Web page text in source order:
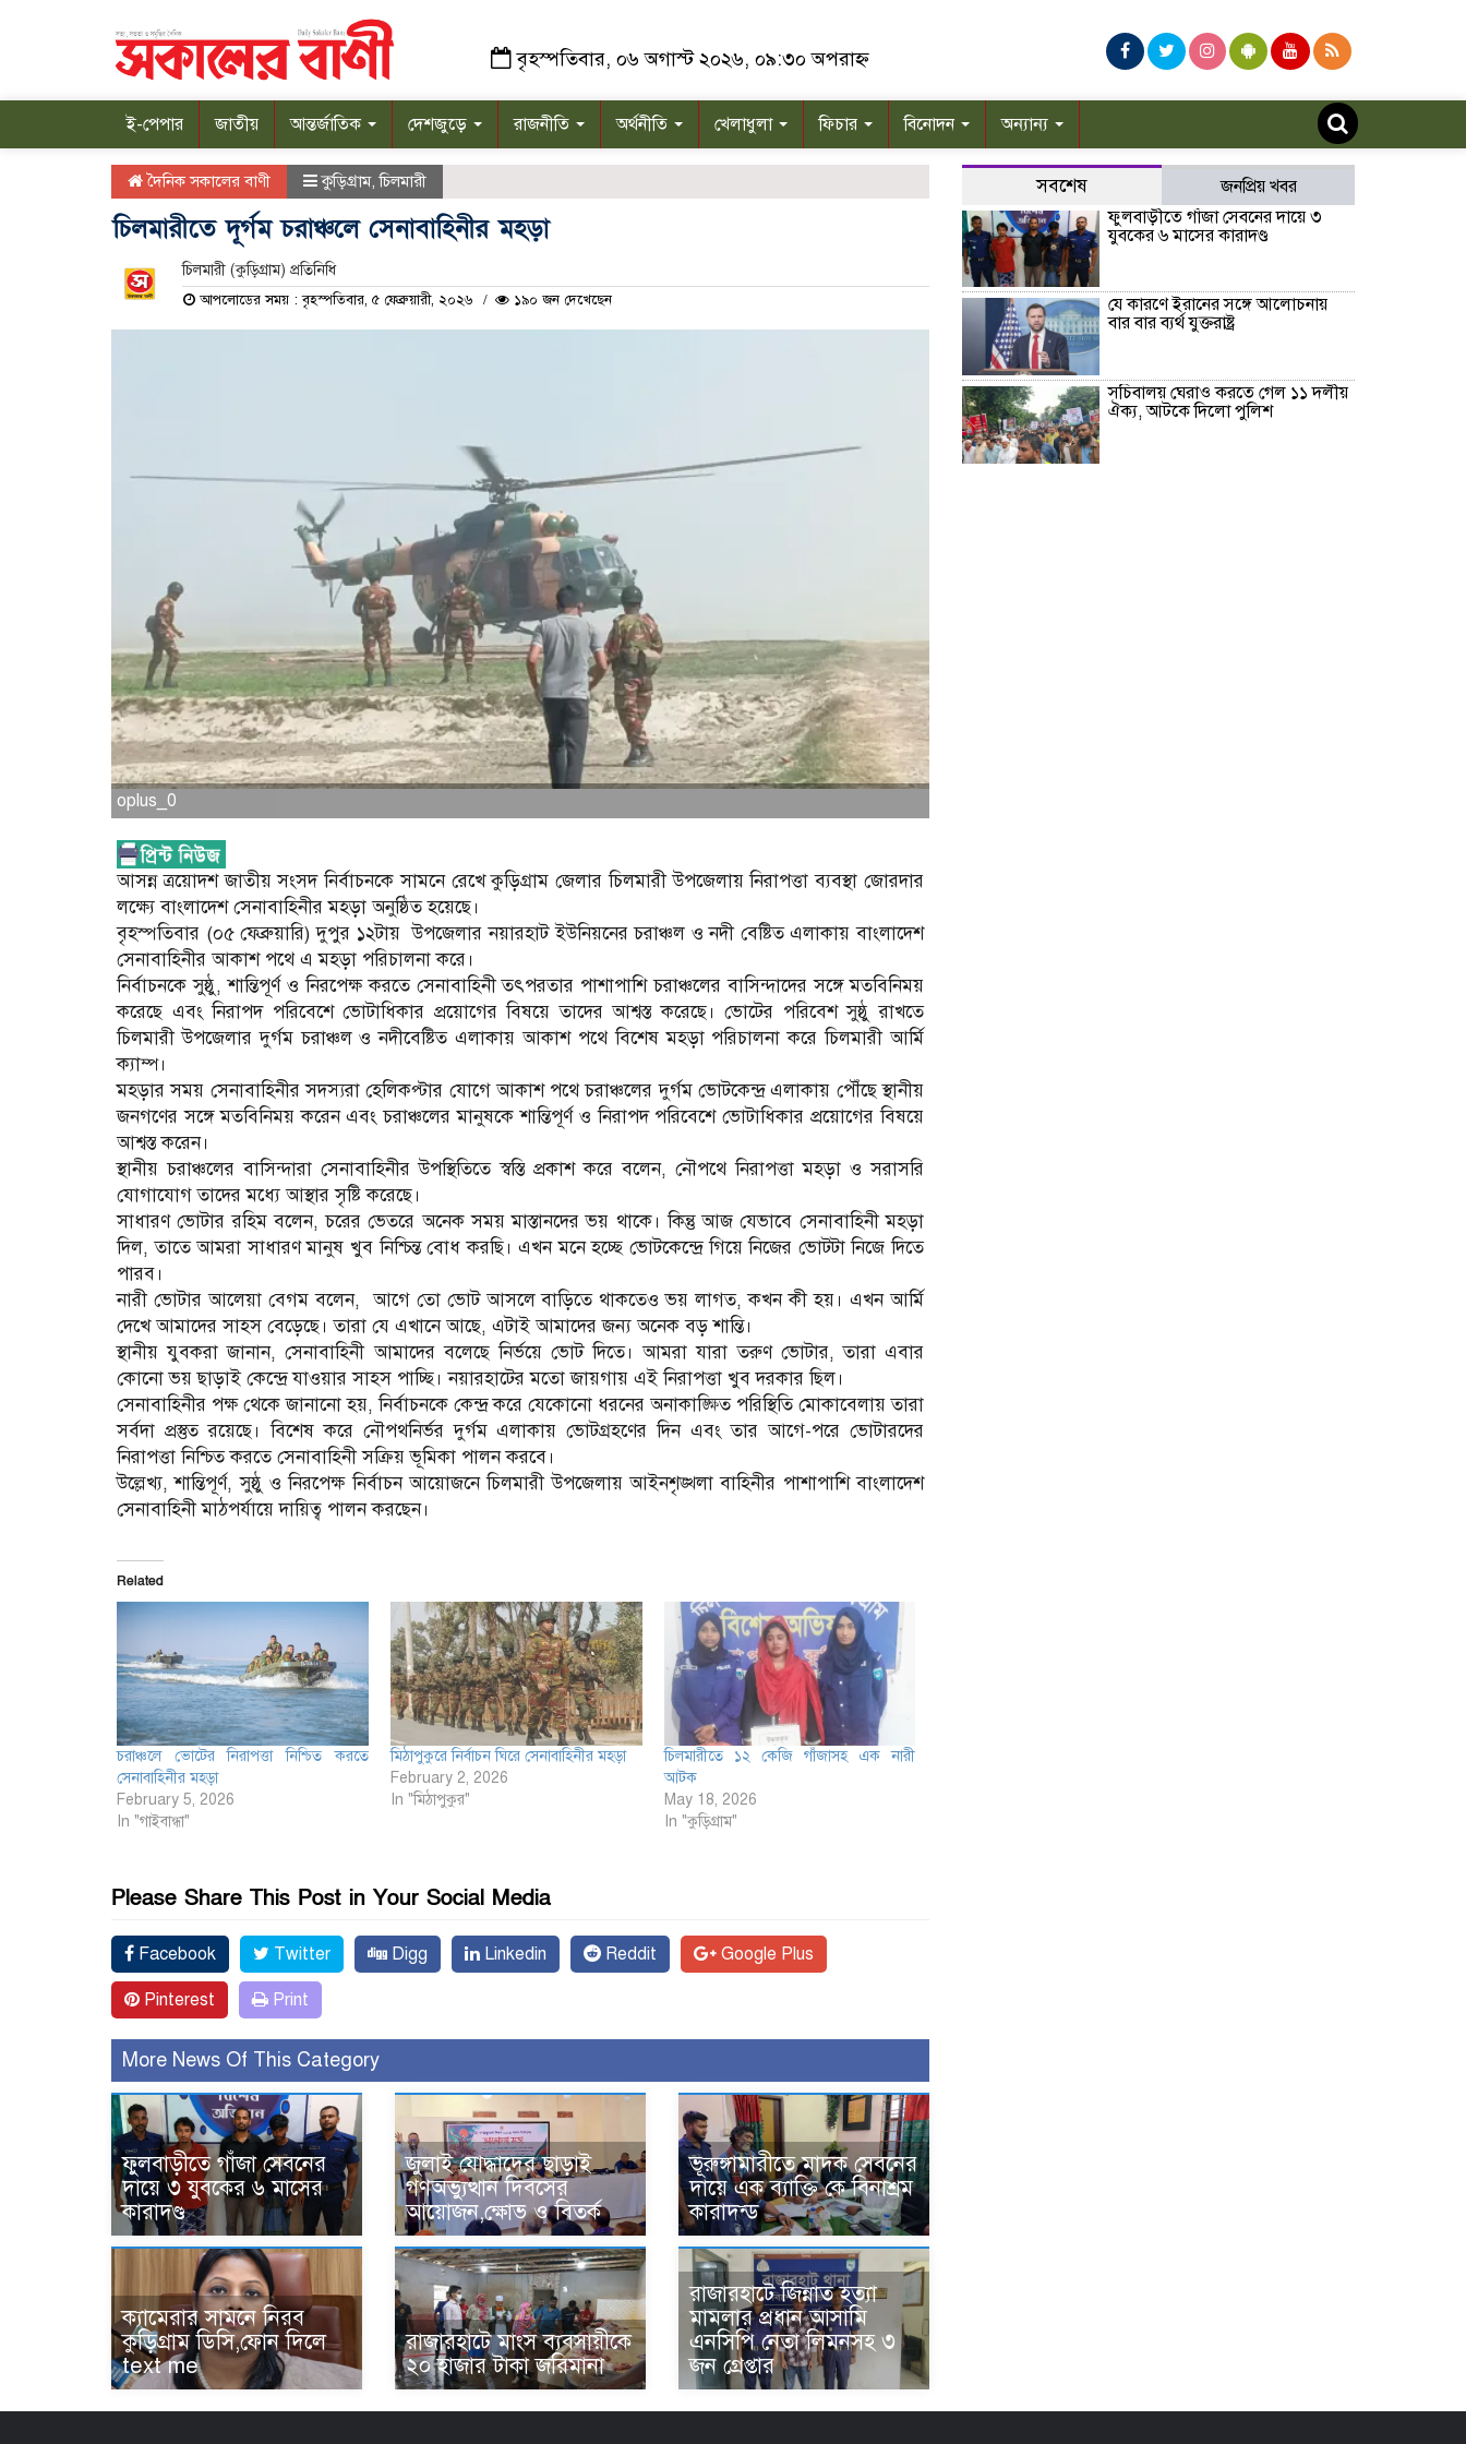
বৃহস্পতিবার, ০৬ অগাস্ট ২০২৬, ০৯:৩০ অপরাহ্ন
ই-পেপার জাতীয় আন্তর্জাতিক দেশজুড়ে রাজনীতি অর্থনীতি খেলাধুলা ফিচার বিনোদন অন্যান্য
দৈনিক সকালের বাণী কুড়িগ্রাম,চিলমারী
চিলমারীতে দূর্গম চরাঞ্চলে সেনাবাহিনীর মহড়া
চিলমারী (কুড়িগ্রাম) প্রতিনিধি
আপলোডের সময় : বৃহস্পতিবার, ৫ ফেব্রুয়ারী, ২০২৬ ১৯০ জন দেখেছেন
oplus_0
আসন্ন ত্রয়োদশ জাতীয় সংসদ নির্বাচনকে সামনে রেখে কুড়িগ্রাম জেলার চিলমারী উপজেলায় নিরাপত্তা ব্যবস্থা জোরদার
লক্ষ্যে বাংলাদেশ সেনাবাহিনীর মহড়া অনুষ্ঠিত হয়েছে।
বৃহস্পতিবার (০৫ ফেব্রুয়ারি) দুপুর ১২টায় উপজেলার নয়ারহাট ইউনিয়নের চরাঞ্চল ও নদী বেষ্টিত এলাকায় বাংলাদেশ
সেনাবাহিনীর আকাশ পথে এ মহড়া পরিচালনা করে।
নির্বাচনকে সুষ্ঠু, শান্তিপূর্ণ ও নিরপেক্ষ করতে সেনাবাহিনী তৎপরতার পাশাপাশি চরাঞ্চলের বাসিন্দাদের সঙ্গে মতবিনিময়
করেছে এবং নিরাপদ পরিবেশে ভোটাধিকার প্রয়োগের বিষয়ে তাদের আশ্বস্ত করেছে। ভোটের পরিবেশ সুষ্ঠু রাখতে
চিলমারী উপজেলার দুর্গম চরাঞ্চল ও নদীবেষ্টিত এলাকায় আকাশ পথে বিশেষ মহড়া পরিচালনা করে চিলমারী আর্মি
ক্যাম্প।
মহড়ার সময় সেনাবাহিনীর সদস্যরা হেলিকপ্টার যোগে আকাশ পথে চরাঞ্চলের দুর্গম ভোটকেন্দ্র এলাকায় পৌঁছে স্থানীয়
জনগণের সঙ্গে মতবিনিময় করেন এবং চরাঞ্চলের মানুষকে শান্তিপূর্ণ ও নিরাপদ পরিবেশে ভোটাধিকার প্রয়োগের বিষয়ে
আশ্বস্ত করেন।
স্থানীয় চরাঞ্চলের বাসিন্দারা সেনাবাহিনীর উপস্থিতিতে স্বস্তি প্রকাশ করে বলেন, নৌপথে নিরাপত্তা মহড়া ও সরাসরি
যোগাযোগ তাদের মধ্যে আস্থার সৃষ্টি করেছে।
সাধারণ ভোটার রহিম বলেন, চরের ভেতরে অনেক সময় মাস্তানদের ভয় থাকে। কিন্তু আজ যেভাবে সেনাবাহিনী মহড়া
দিল, তাতে আমরা সাধারণ মানুষ খুব নিশ্চিন্ত বোধ করছি। এখন মনে হচ্ছে ভোটকেন্দ্রে গিয়ে নিজের ভোটটা নিজে দিতে
পারব।
​নারী ভোটার আলেয়া বেগম বলেন, আগে তো ভোট আসলে বাড়িতে থাকতেও ভয় লাগত, কখন কী হয়। এখন আর্মি
দেখে আমাদের সাহস বেড়েছে। তারা যে এখানে আছে, এটাই আমাদের জন্য অনেক বড় শান্তি।
​স্থানীয় যুবকরা জানান, সেনাবাহিনী আমাদের বলেছে নির্ভয়ে ভোট দিতে। আমরা যারা তরুণ ভোটার, তারা এবার
কোনো ভয় ছাড়াই কেন্দ্রে যাওয়ার সাহস পাচ্ছি। নয়ারহাটের মতো জায়গায় এই নিরাপত্তা খুব দরকার ছিল।
সেনাবাহিনীর পক্ষ থেকে জানানো হয়, নির্বাচনকে কেন্দ্র করে যেকোনো ধরনের অনাকাঙ্ক্ষিত পরিস্থিতি মোকাবেলায় তারা
সর্বদা প্রস্তুত রয়েছে। বিশেষ করে নৌপথনির্ভর দুর্গম এলাকায় ভোটগ্রহণের দিন এবং তার আগে-পরে ভোটারদের
নিরাপত্তা নিশ্চিত করতে সেনাবাহিনী সক্রিয় ভূমিকা পালন করবে।
উল্লেখ্য, শান্তিপূর্ণ, সুষ্ঠু ও নিরপেক্ষ নির্বাচন আয়োজনে চিলমারী উপজেলায় আইনশৃঙ্খলা বাহিনীর পাশাপাশি বাংলাদেশ
সেনাবাহিনী মাঠপর্যায়ে দায়িত্ব পালন করছেন।
Related
চরাঞ্চলে ভোটের নিরাপত্তা নিশ্চিত করতে
সেনাবাহিনীর মহড়া
February 5, 2026
In "গাইবান্ধা"
মিঠাপুকুরে নির্বাচন ঘিরে সেনাবাহিনীর মহড়া
February 2, 2026
In "মিঠাপুকুর"
চিলমারীতে ১২ কেজি গাঁজাসহ এক নারী
আটক
May 18, 2026
In "কুড়িগ্রাম"
Please Share This Post in Your Social Media
Facebook Twitter Digg Linkedin Reddit Google Plus
Pinterest Print
More News Of This Category
ফুলবাড়ীতে গাঁজা সেবনের
দায়ে ৩ যুবকের ৬ মাসের
কারাদণ্ড
জুলাই যোদ্ধাদের ছাড়াই
গণঅভ্যুত্থান দিবসের
আয়োজন,ক্ষোভ ও বিতর্ক
ভূরুঙ্গামারীতে মাদক সেবনের
দায়ে এক ব্যাক্তি কে বিনাশ্রম
কারাদন্ড
‎ক্যামেরার সামনে নিরব
কুড়িগ্রাম ডিসি,ফোন দিলে
text me
রাজারহাটে মাংস ব্যবসায়ীকে
২০ হাজার টাকা জরিমানা
রাজারহাটে জিন্নাত হত্যা
মামলার প্রধান আসামি
এনসিপি নেতা লিমনসহ ৩
জন গ্রেপ্তার
সবশেষ
জনপ্রিয় খবর
ফুলবাড়ীতে গাঁজা সেবনের দায়ে ৩
যুবকের ৬ মাসের কারাদণ্ড
যে কারণে ইরানের সঙ্গে আলোচনায়
বার বার ব্যর্থ যুক্তরাষ্ট্র
সচিবালয় ঘেরাও করতে গেল ১১ দলীয়
ঐক্য, আটকে দিলো পুলিশ